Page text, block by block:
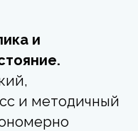
и
и методичный